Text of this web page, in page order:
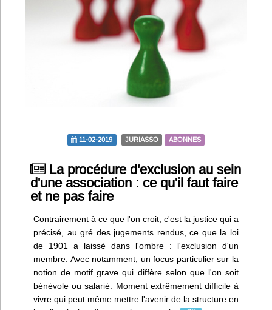
Désabo Lettrasso
Nous contacter
11-02-2019 JURIASSO ABONNES
La procédure d'exclusion au sein
d'une association : ce qu'il faut faire
et ne pas faire
Contrairement à ce que l'on croit, c'est la justice qui a
précisé, au gré des jugements rendus, ce que la loi
de 1901 a laissé dans l'ombre : l'exclusion d'un
membre. Avec notamment, un focus particulier sur la
notion de motif grave qui diffère selon que l'on soit
bénévole ou salarié. Moment extrêmement difficile à
vivre qui peut même mettre l'avenir de la structure en